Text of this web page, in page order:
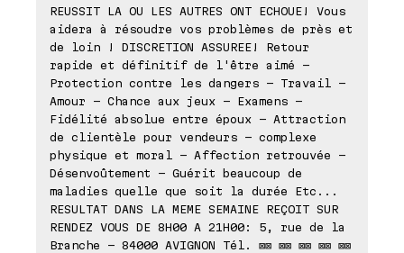
REUSSIT LA OU LES AUTRES ONT ECHOUE! Vous
aidera à résoudre vos problèmes de près et
de loin ! DISCRETION ASSUREE! Retour
rapide et définitif de l'être aimé -
Protection contre les dangers - Travail -
Amour - Chance aux jeux - Examens -
Fidélité absolue entre époux - Attraction
de clientèle pour vendeurs - complexe
physique et moral - Affection retrouvée -
Désenvoûtement - Guérit beaucoup de
maladies quelle que soit la durée Etc...
RESULTAT DANS LA MEME SEMAINE REÇOIT SUR
RENDEZ VOUS DE 8H00 A 21H00: 5, rue de la
Branche - 84000 AVIGNON Tél. ⊠⊠ ⊠⊠ ⊠⊠ ⊠⊠ ⊠⊠